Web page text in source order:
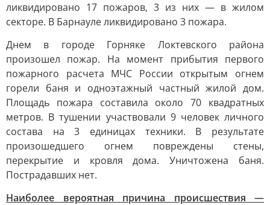
ликвидировано 17 пожаров, 3 из них — в жилом
секторе. В Барнауле ликвидировано 3 пожара.
Днем в городе Горняке Локтевского района
произошел пожар. На момент прибытия первого
пожарного расчета МЧС России открытым огнем
горели баня и одноэтажный частный жилой дом.
Площадь пожара составила около 70 квадратных
метров. В тушении участвовали 9 человек личного
состава на 3 единицах техники. В результате
произошедшего огнем повреждены стены,
перекрытие и кровля дома. Уничтожена баня.
Пострадавших нет.
Наиболее вероятная причина происшествия —